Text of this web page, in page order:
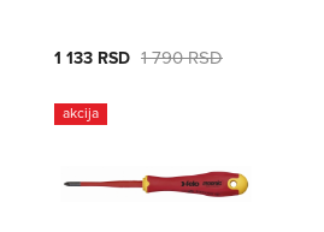
1 133 RSD 1 790 RSD
akcija